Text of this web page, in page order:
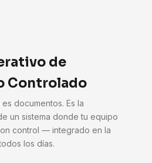
de
Controlado
documentos. Es la
un sistema donde tu equipo
control — integrado en la
los días.